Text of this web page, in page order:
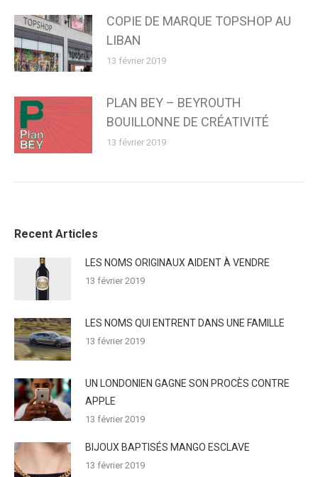
COPIE DE MARQUE TOPSHOP AU
LIBAN
13 février 2019
PLAN BEY – BEYROUTH
BOUILLONNE DE CRÉATIVITÉ
13 février 2019
Recent Articles
LES NOMS ORIGINAUX AIDENT À VENDRE
13 février 2019
LES NOMS QUI ENTRENT DANS UNE FAMILLE
13 février 2019
UN LONDONIEN GAGNE SON PROCÈS CONTRE
APPLE
13 février 2019
BIJOUX BAPTISÉS MANGO ESCLAVE
13 février 2019